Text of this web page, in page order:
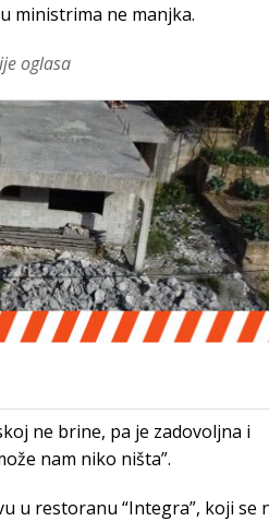
ministrima ne manjka.
oglasa
ne brine, pa je zadovoljna i
nam niko ništa”.
u restoranu “Integra”, koji se